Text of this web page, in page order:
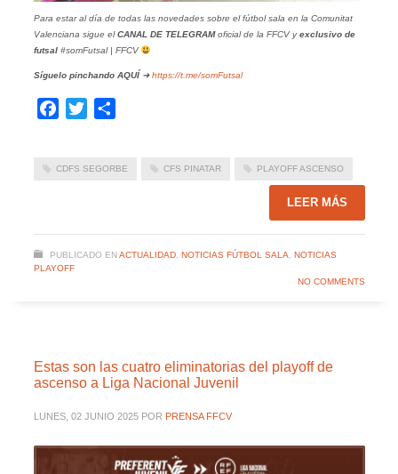
Para estar al día de todas las novedades sobre el fútbol sala en la Comunitat
Valenciana sigue elCANAL DE TELEGRAMoficial de la FFCV yexclusivo de
futsal#somFutsal | FFCV
Síguelo pinchando AQUÍ➜https://t.me/somFutsal
Facebook
Twitter
CDFS SEGORBE CFS PINATAR PLAYOFF ASCENSO
LEER MÁS
PUBLICADO EN ACTUALIDAD, NOTICIAS FÚTBOL SALA
NOTICIAS
PLAYOFF
NO COMMENTS
Estas son las cuatro eliminatorias del playoff de
ascenso a Liga Nacional Juvenil
LUNES, 02 JUNIO 2025 POR PRENSA FFCV